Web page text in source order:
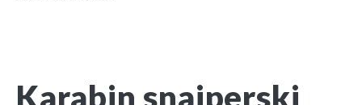
Karabin snajperski